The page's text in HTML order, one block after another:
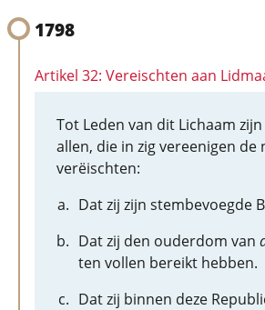
1798
Artikel 32: Vereischten aan
Tot Leden van dit Lichaam
allen, die in zig vereenigen de
verëischten:
Dat zij zijn stembevoegde
Dat zij den ouderdom van
ten vollen bereikt hebben.
Dat zij binnen deze